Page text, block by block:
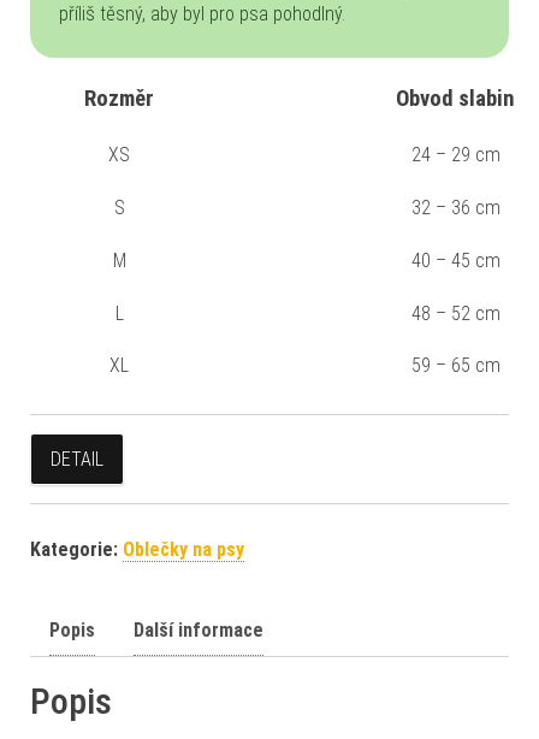
příliš těsný, aby byl pro psa pohodlný.
Rozměr Obvod slabin
XS 24 – 29 cm
S 32 – 36 cm
M 40 – 45 cm
L 48 – 52 cm
XL 59 – 65 cm
DETAIL
Kategorie: Oblečky na psy
Popis Další informace
Popis